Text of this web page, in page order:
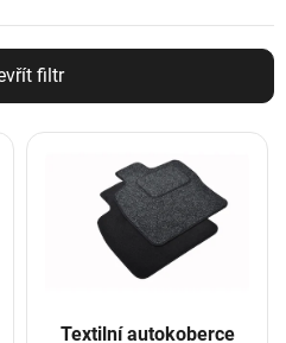
filtr
Textilní autokoberce